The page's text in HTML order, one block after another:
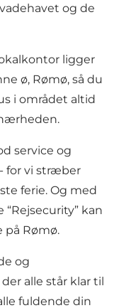
og de
ligger
ø, Rømø, så du
i området altid
service og
for vi stræber
ferie. Og med
kan
på Rømø.
og
alle står klar til
fuldende din